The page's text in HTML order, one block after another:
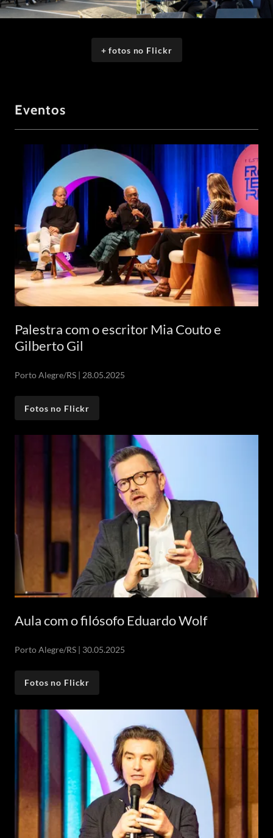
+ fotos no Flickr
Eventos
Palestra com o escritor Mia Couto e
Gilberto Gil
Porto Alegre/RS | 28.05.2025
Fotos no Flickr
Aula com o filósofo Eduardo Wolf
Porto Alegre/RS | 30.05.2025
Fotos no Flickr